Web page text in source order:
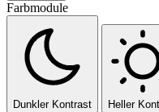
Farbmodule
Dunkler Kontrast Heller